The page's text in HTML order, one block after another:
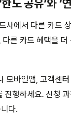
도 공유’와 ‘
사에서 다른 카드
른 카드 혜택을
모바일앱, 고객센
진행하세요. 신청
다.